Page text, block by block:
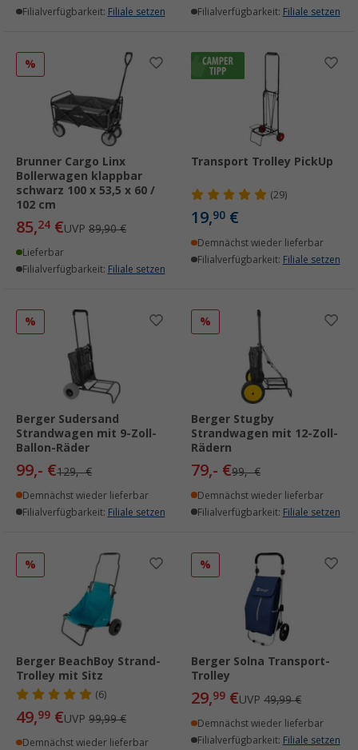
Filialverfügbarkeit: Filiale setzen
Filialverfügbarkeit: Filiale setzen
%
Brunner Cargo Linx
Bollerwagen klappbar
schwarz 100 x 53,5 x 60 /
102 cm
85,24 €UVP 89,90 €
Lieferbar
Filialverfügbarkeit: Filiale setzen
Transport Trolley PickUp
(29)
19,90 €
Demnächst wieder lieferbar
Filialverfügbarkeit: Filiale setzen
%
Berger Sudersand
Strandwagen mit 9-Zoll-
Ballon-Räder
99,- €129,- €
Demnächst wieder lieferbar
Filialverfügbarkeit: Filiale setzen
%
Berger Stugby
Strandwagen mit 12-Zoll-
Rädern
79,- €99,- €
Demnächst wieder lieferbar
Filialverfügbarkeit: Filiale setzen
%
Berger BeachBoy Strand-
Trolley mit Sitz
(6)
49,99 €UVP 99,99 €
Demnächst wieder lieferbar
%
Berger Solna Transport-
Trolley
29,99 €UVP 49,99 €
Demnächst wieder lieferbar
Filialverfügbarkeit: Filiale setzen